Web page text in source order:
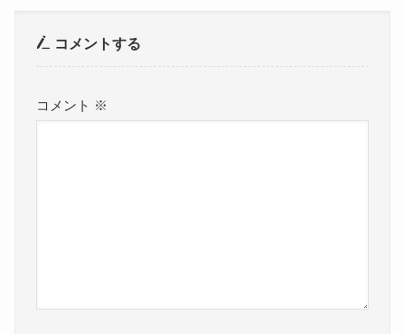
コメントする
コメント ※